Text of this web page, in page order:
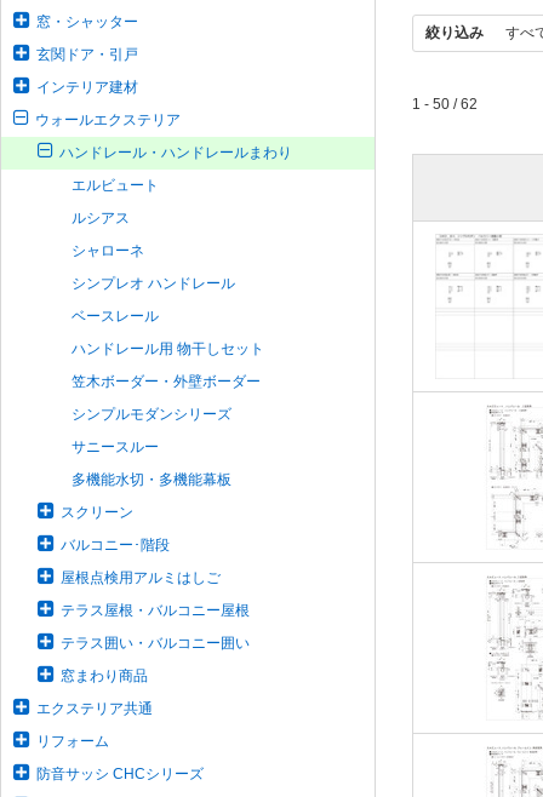
窓・シャッター
玄関ドア・引戸
インテリア建材
ウォールエクステリア
ハンドレール・ハンドレールまわり
エルビュート
ルシアス
シャローネ
シンプレオ ハンドレール
ベースレール
ハンドレール用 物干しセット
笠木ボーダー・外壁ボーダー
シンプルモダンシリーズ
サニースルー
多機能水切・多機能幕板
スクリーン
バルコニー･階段
屋根点検用アルミはしご
テラス屋根・バルコニー屋根
テラス囲い・バルコニー囲い
窓まわり商品
エクステリア共通
リフォーム
防音サッシ CHCシリーズ
絞り込み すべ
1 - 50 / 62